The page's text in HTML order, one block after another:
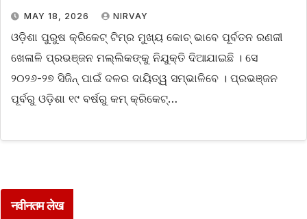
MAY 18, 2026 NIRVAY
ଓଡ଼ିଶା ପୁରୁଷ କ୍ରିକେଟ୍‌ ଟିମ୍‌ର ମୁଖ୍ୟ କୋଚ୍‌ ଭାବେ ପୂର୍ବତନ ରଣଜୀ
ଖେଳାଳି ପ୍ରଭଞ୍ଜନ ମଲ୍ଲିକଙ୍କୁ ନିଯୁକ୍ତି ଦିଆଯାଇଛି । ସେ
୨୦୨୬-୨୭ ସିଜିନ୍‌ ପାଇଁ ଦଳର ଦାୟିତ୍ୱ ସମ୍ଭାଳିବେ । ପ୍ରଭଞ୍ଜନ
ପୂର୍ବରୁ ଓଡ଼ିଶା ୧୯ ବର୍ଷରୁ କମ୍‌ କ୍ରିକେଟ୍‌…
नवीनतम लेख